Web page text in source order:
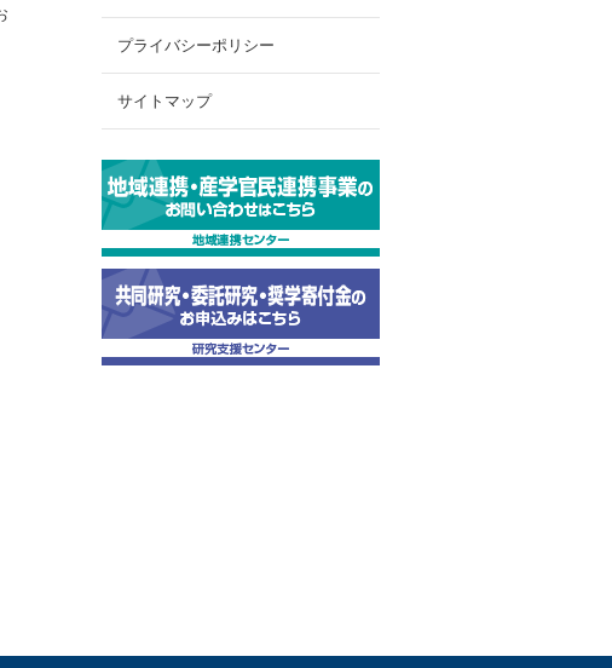
プライバシーポリシー
サイトマップ